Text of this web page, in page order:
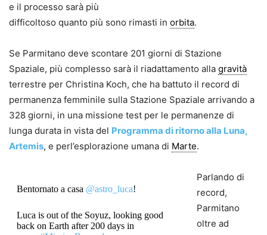
e il processo sarà più
difficoltoso quanto più sono rimasti in orbita.
Se Parmitano deve scontare 201 giorni di Stazione
Spaziale, più complesso sarà il riadattamento alla gravità
terrestre per Christina Koch, che ha battuto il record di
permanenza femminile sulla Stazione Spaziale arrivando a
328 giorni, in una missione test per le permanenze di
lunga durata in vista del Programma di ritorno alla Luna,
Artemis, e perl’esplorazione umana di Marte.
Bentornato a casa @astro_luca!
Luca is out of the Soyuz, looking good
back on Earth after 200 days in
Parlando di
record,
Parmitano
oltre ad